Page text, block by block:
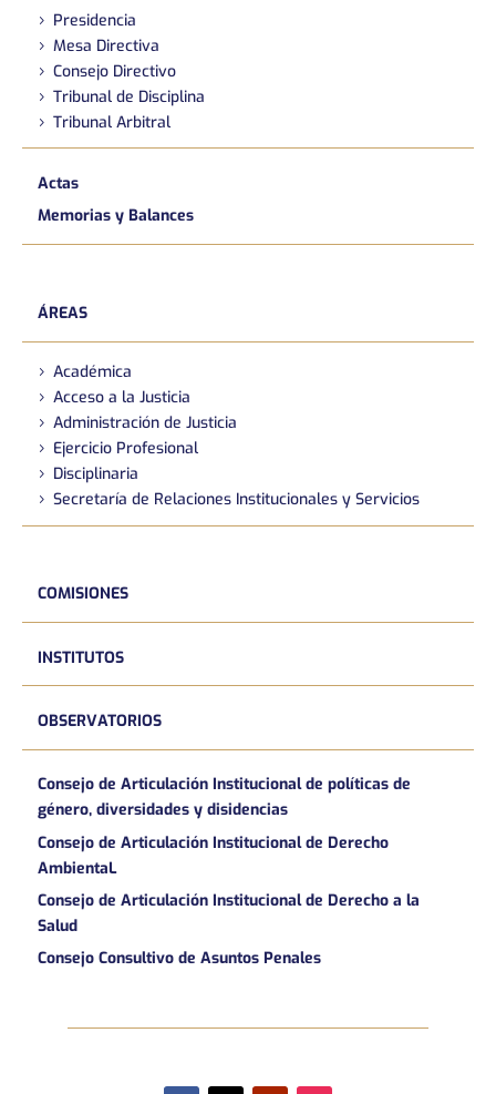
Presidencia
Mesa Directiva
Consejo Directivo
Tribunal de Disciplina
Tribunal Arbitral
Actas
Memorias y Balances
ÁREAS
Académica
Acceso a la Justicia
Administración de Justicia
Ejercicio Profesional
Disciplinaria
Secretaría de Relaciones Institucionales y Servicios
COMISIONES
INSTITUTOS
OBSERVATORIOS
Consejo de Articulación Institucional de políticas de
género, diversidades y disidencias
Consejo de Articulación Institucional de Derecho
AmbientaL
Consejo de Articulación Institucional de Derecho a la
Salud
Consejo Consultivo de Asuntos Penales